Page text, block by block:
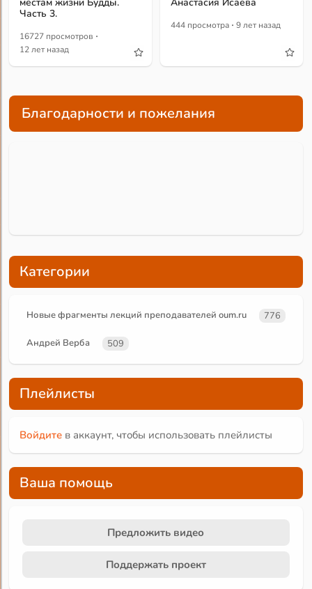
Часть 3.
16727 просмотров ·
12 лет назад
444 просмотра · 9 лет назад
Благодарности и пожелания
Категории
Новые фрагменты лекций преподавателей oum.ru 776
Андрей Верба 509
Плейлисты
Войдите в аккаунт, чтобы использовать плейлисты
Ваша помощь
Предложить видео
Поддержать проект